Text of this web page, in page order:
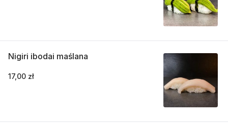
Nigiri ibodai maślana
17,00 zł